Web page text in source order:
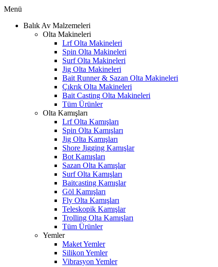
Menü
Balık Av Malzemeleri
Olta Makineleri
Lrf Olta Makineleri
Spin Olta Makineleri
Surf Olta Makineleri
Jig Olta Makineleri
Bait Runner & Sazan Olta Makineleri
Çıkrık Olta Makineleri
Bait Casting Olta Makineleri
Tüm Ürünler
Olta Kamışları
Lrf Olta Kamışları
Spin Olta Kamışları
Jig Olta Kamışları
Shore Jigging Kamışlar
Bot Kamışları
Sazan Olta Kamışlar
Surf Olta Kamışları
Baitcasting Kamışlar
Göl Kamışları
Fly Olta Kamışları
Teleskopik Kamışlar
Trolling Olta Kamışları
Tüm Ürünler
Yemler
Maket Yemler
Silikon Yemler
Vibrasyon Yemler